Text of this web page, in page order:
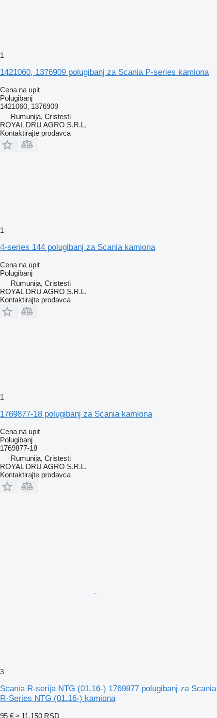
1
1421060, 1376909 polugibanj za Scania P-series kamiona
Cena na upit
Polugibanj
1421060, 1376909
Rumunija, Cristesti
ROYAL DRU AGRO S.R.L.
Kontaktirajte prodavca
1
4-series 144 polugibanj za Scania kamiona
Cena na upit
Polugibanj
Rumunija, Cristesti
ROYAL DRU AGRO S.R.L.
Kontaktirajte prodavca
1
1769877-18 polugibanj za Scania kamiona
Cena na upit
Polugibanj
1769877-18
Rumunija, Cristesti
ROYAL DRU AGRO S.R.L.
Kontaktirajte prodavca
3
Scania R-seriјa NTG (01.16-) 1769877 polugibanj za Scania
R-Series NTG (01.16-) kamiona
95 € ≈ 11.150 RSD